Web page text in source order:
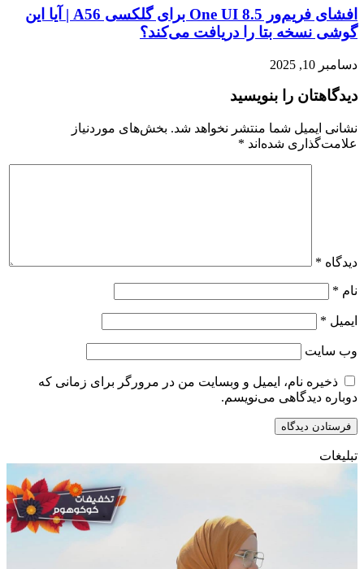
افشای فریم‌ور One UI 8.5 برای گلکسی A56 | آیا این
گوشی نسخه بتا را دریافت می‌کند؟
دسامبر 10, 2025
دیدگاهتان را بنویسید
نشانی ایمیل شما منتشر نخواهد شد. بخش‌های موردنیاز
علامت‌گذاری شده‌اند *
دیدگاه *
نام *
ایمیل *
وب‌ سایت
ذخیره نام، ایمیل و وبسایت من در مرورگر برای زمانی که
دوباره دیدگاهی می‌نویسم.
تبلیغات